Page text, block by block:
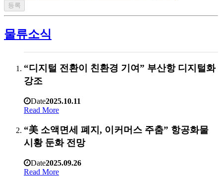
물류소식
“디지털 전환이 친환경 기여” 부산항 디지털화
강조
Date2025.10.11
Read More
“美 소액면세 폐지, 이커머스 주춤” 항공화물
시황 둔화 전망
Date2025.09.26
Read More